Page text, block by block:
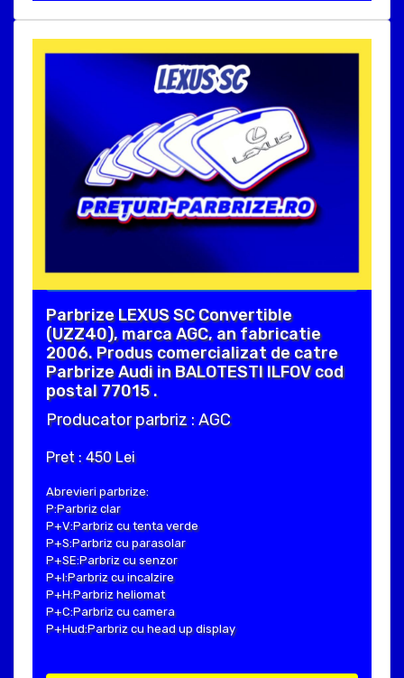
Parbrize LEXUS SC Convertible
(UZZ40), marca AGC, an fabricatie
2006. Produs comercializat de catre
Parbrize Audi in BALOTESTI ILFOV cod
postal 77015 .
Producator parbriz : AGC
Pret : 450 Lei
Abrevieri parbrize:
P:Parbriz clar
P+V:Parbriz cu tenta verde
P+S:Parbriz cu parasolar
P+SE:Parbriz cu senzor
P+I:Parbriz cu incalzire
P+H:Parbriz heliomat
P+C:Parbriz cu camera
P+Hud:Parbriz cu head up display